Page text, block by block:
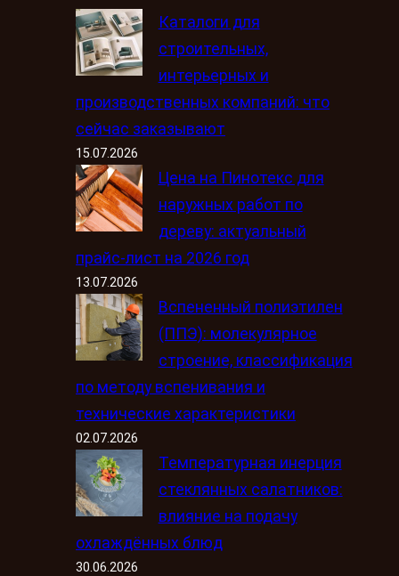
Каталоги для
строительных,
интерьерных и
производственных компаний: что
сейчас заказывают
15.07.2026
Цена на Пинотекс для
наружных работ по
дереву: актуальный
прайс-лист на 2026 год
13.07.2026
Вспененный полиэтилен
(ППЭ): молекулярное
строение, классификация
по методу вспенивания и
технические характеристики
02.07.2026
Температурная инерция
стеклянных салатников:
влияние на подачу
охлаждённых блюд
30.06.2026